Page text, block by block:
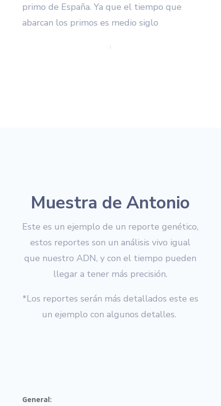
primo de España. Ya que el tiempo que
abarcan los primos es medio siglo
Muestra de Antonio
Este es un ejemplo de un reporte genético,
estos reportes son un análisis vivo igual
que nuestro ADN, y con el tiempo pueden
llegar a tener más precisión.
*Los reportes serán más detallados este es
un ejemplo con algunos detalles.
General: